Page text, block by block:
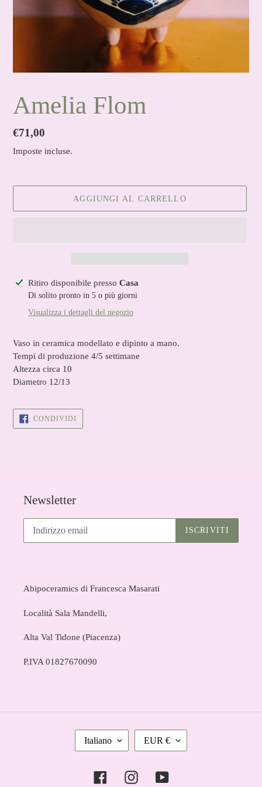
Amelia Flom
Prezzo
di
€71,00
Imposte incluse.
AGGIUNGI AL CARRELLO
Inserimento
prodotto
Ritiro disponibile presso Casa
Di solito pronto in 5 o più giorni
Visualizza i dettagli del negozio
Vaso in ceramica modellato e dipinto a mano.
Tempi di produzione 4/5 settimane
Altezza circa 10
Diametro 12/13
CONDIVIDICONDIVIDI
FACEBOOK
Newsletter
ISCRIVITI
Abipoceramics di Francesca Masarati
Località Sala Mandelli,
Alta Val Tidone (Piacenza)
P.IVA 01827670090
L
I
Italiano
V
A
L
EUR €
FacebookInstagramYouTube